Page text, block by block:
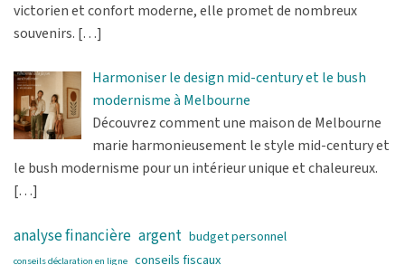
victorien et confort moderne, elle promet de nombreux
souvenirs. […]
Harmoniser le design mid-century et le bush
modernisme à Melbourne
Découvrez comment une maison de Melbourne
marie harmonieusement le style mid-century et
le bush modernisme pour un intérieur unique et chaleureux.
[…]
analyse financière argent budget personnel
conseils déclaration en ligne conseils fiscaux